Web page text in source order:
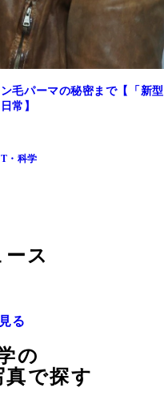
毛パーマの秘密まで【「新型
常】
・科学
ス
る
の
真で探す